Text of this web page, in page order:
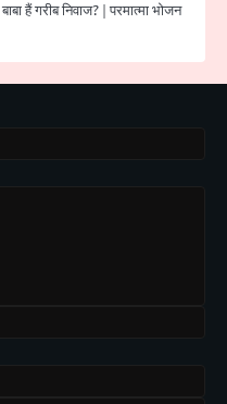
हैं गरीब निवाज? | परमात्मा भोजन